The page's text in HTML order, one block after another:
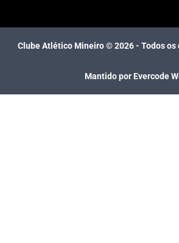
Clube Atlético Mineiro ©2026- Todos os
Mantido por Evercode